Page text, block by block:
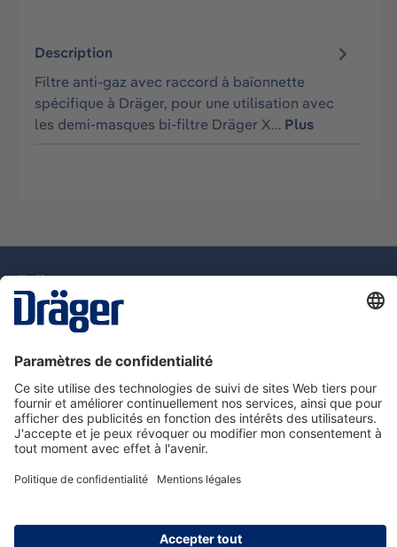
Description
Filtre anti-gaz avec raccord à baïonnette
spécifique à Dräger, pour une utilisation avec
les demi-masques bi-filtre Dräger X… Plus
pour la vie
Assistance téléphonique
A propos de Dräger
Information
© Dräger Suisse SA, 2025